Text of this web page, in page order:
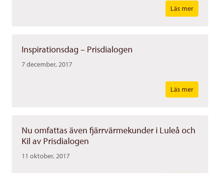
Läs mer
Inspirationsdag – Prisdialogen
7 december, 2017
Läs mer
Nu omfattas även fjärrvärmekunder i Luleå och
Kil av Prisdialogen
11 oktober, 2017